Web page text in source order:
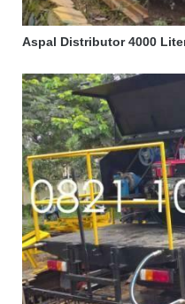
Aspal Distributor 4000